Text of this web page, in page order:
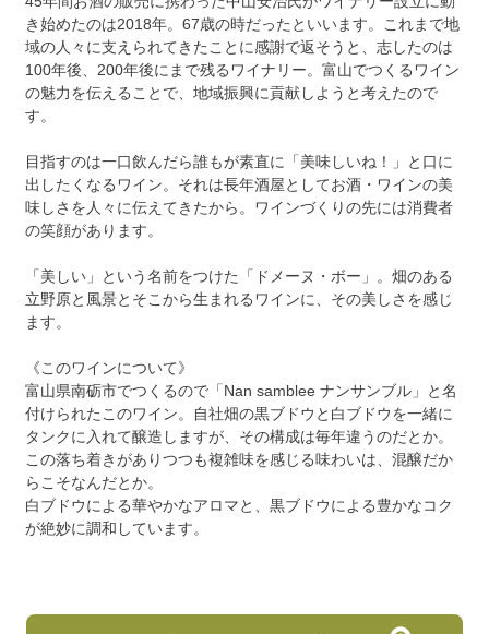
き始めたのは2018年。67歳の時だったといいます。これまで地
域の人々に支えられてきたことに感謝で返そうと、志したのは
100年後、200年後にまで残るワイナリー。富山でつくるワイン
の魅力を伝えることで、地域振興に貢献しようと考えたので
す。
目指すのは一口飲んだら誰もが素直に「美味しいね！」と口に
出したくなるワイン。それは長年酒屋としてお酒・ワインの美
味しさを人々に伝えてきたから。ワインづくりの先には消費者
の笑顔があります。
「美しい」という名前をつけた「ドメーヌ・ボー」。畑のある
立野原と風景とそこから生まれるワインに、その美しさを感じ
ます。
《このワインについて》
富山県南砺市でつくるので「Nan samblee ナンサンブル」と名
付けられたこのワイン。自社畑の黒ブドウと白ブドウを一緒に
タンクに入れて醸造しますが、その構成は毎年違うのだとか。
この落ち着きがありつつも複雑味を感じる味わいは、混醸だか
らこそなんだとか。
白ブドウによる華やかなアロマと、黒ブドウによる豊かなコク
が絶妙に調和しています。